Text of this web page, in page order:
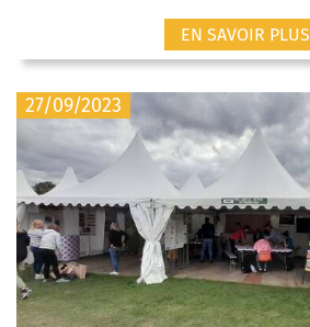
EN SAVOIR PLUS
27/09/2023